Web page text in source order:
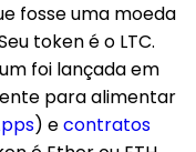
fosse uma moeda
token é o LTC.
foi lançada em
para alimentar
) econtratos